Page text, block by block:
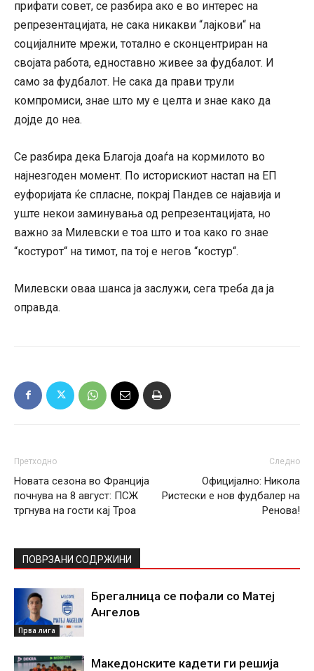
прифати совет, се разбира ако е во интерес на
репрезентацијата, не сака никакви “лајкови“ на
социјалните мрежи, тотално е сконцентриран на
својата работа, едноставно живее за фудбалот. И
само за фудбалот. Не сака да прави трули
компромиси, знае што му е целта и знае како да
дојде до неа.
Се разбира дека Благоја доаѓа на кормилото во
најнезгоден момент. По историскиот настап на ЕП
еуфоријата ќе спласне, покрај Пандев се најавија и
уште некои заминувања од репрезентацијата, но
важно за Милевски е тоа што и тоа како го знае
“костурот“ на тимот, па тој е негов “костур“.
Милевски оваа шанса ја заслужи, сега треба да ја
оправда.
Претходно
Новата сезона во Франција
почнува на 8 август: ПСЖ
тргнува на гости кај Троа
Следно
Официјално: Никола
Ристески е нов фудбалер на
Ренова!
ПОВРЗАНИ СОДРЖИНИ
Прва лига
Брегалница се пофали со Матеј
Ангелов
Македонските кадети ги решија